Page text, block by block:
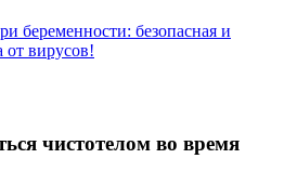
беременности: безопасная и
от вирусов!
чистотелом во время